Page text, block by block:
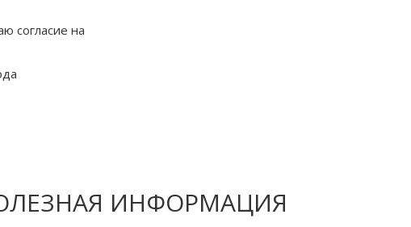
согласие на
ИНФОРМАЦИЯ